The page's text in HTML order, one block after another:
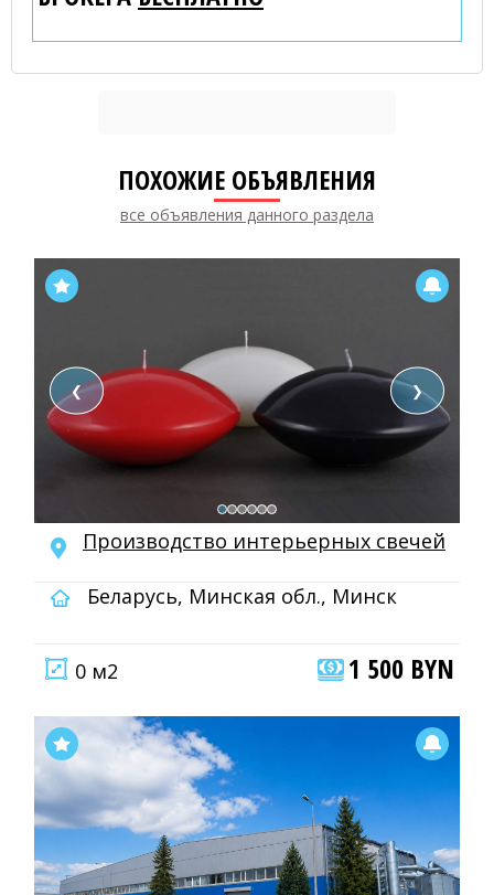
ПОХОЖИЕ ОБЪЯВЛЕНИЯ
все объявления данного раздела
❮ ❯
Производство интерьерных свечей
Беларусь, Минская обл., Минск
0 м2 1 500 BYN